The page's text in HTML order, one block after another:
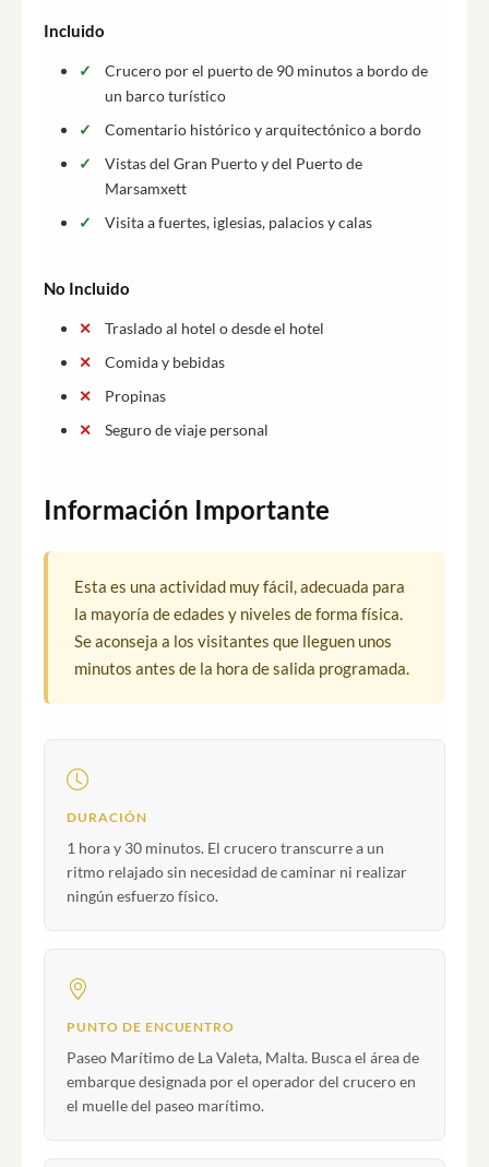
Incluido
Crucero por el puerto de 90 minutos a bordo de
un barco turístico
Comentario histórico y arquitectónico a bordo
Vistas del Gran Puerto y del Puerto de
Marsamxett
Visita a fuertes, iglesias, palacios y calas
No Incluido
Traslado al hotel o desde el hotel
Comida y bebidas
Propinas
Seguro de viaje personal
Información Importante
Esta es una actividad muy fácil, adecuada para
la mayoría de edades y niveles de forma física.
Se aconseja a los visitantes que lleguen unos
minutos antes de la hora de salida programada.
DURACIÓN
1 hora y 30 minutos. El crucero transcurre a un
ritmo relajado sin necesidad de caminar ni realizar
ningún esfuerzo físico.
PUNTO DE ENCUENTRO
Paseo Marítimo de La Valeta, Malta. Busca el área de
embarque designada por el operador del crucero en
el muelle del paseo marítimo.